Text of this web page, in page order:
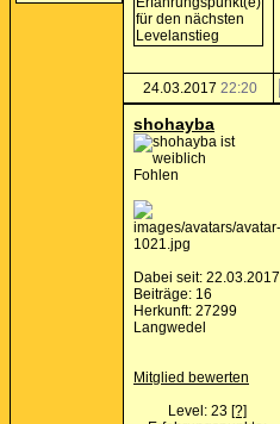
24.03.2017 22:20
shohayba
Fohlen
Dabei seit: 22.03.2017
Beiträge: 16
Herkunft: 27299
Langwedel
Mitglied bewerten
Level: 23 [?]